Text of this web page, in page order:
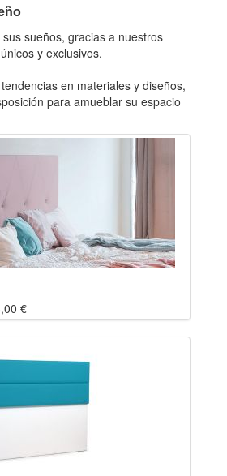
sueños, gracias a nuestros
y exclusivos.
en materiales y diseños,
para amueblar su espacio
€